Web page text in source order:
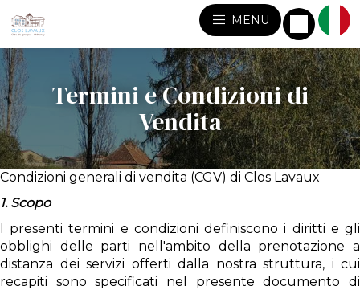
MENU
Termini e Condizioni di
Vendita
Condizioni generali di vendita (CGV) di Clos Lavaux
1. Scopo
I presenti termini e condizioni definiscono i diritti e gli
obblighi delle parti nell'ambito della prenotazione a
distanza dei servizi offerti dalla nostra struttura, i cui
recapiti sono specificati nel presente documento di